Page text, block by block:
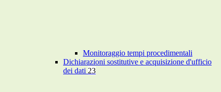
Monitoraggio tempi procedimentali
Dichiarazioni sostitutive e acquisizione d'ufficio
dei dati 23